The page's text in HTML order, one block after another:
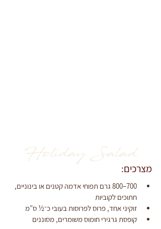
Holiday Salad
מצרכים:
700–800 גרם תפוחי אדמה קטנים או בינוניים,
חתוכים לקוביות
זוקיני אחד, פרוס לפרוסות בעובי כ־½ ס”מ
קופסת גרגירי חומוס משומרים, מסוננים